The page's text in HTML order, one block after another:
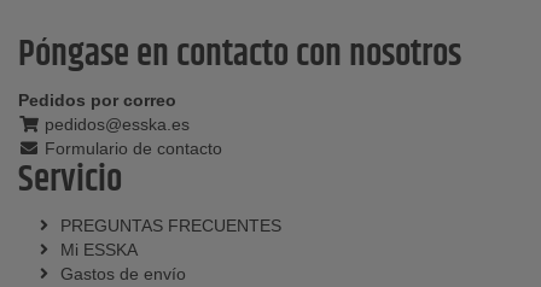
Póngase en contacto con nosotros
Pedidos por correo
pedidos@esska.es
Formulario de contacto
Servicio
PREGUNTAS FRECUENTES
Mi ESSKA
Gastos de envío